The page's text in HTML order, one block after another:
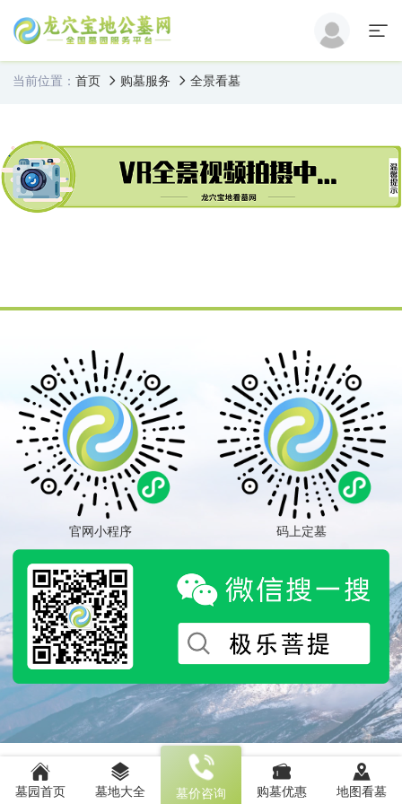
当前位置： 首页 购墓服务 全景看墓
官网小程序 码上定墓
墓园首页 墓地大全 墓价咨询 购墓优惠 地图看墓